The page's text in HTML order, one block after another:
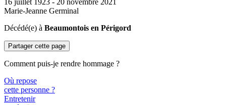
16 juillet 1923 - 20 novembre 2021
Marie-Jeanne Germinal
Décédé(e) à Beaumontois en Périgord
Partager cette page
Comment puis-je rendre hommage ?
Où repose
cette personne ?
Entretenir